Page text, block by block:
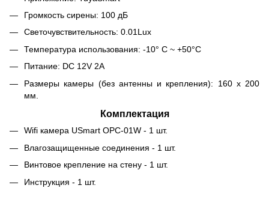
Громкость сирены: 100 дБ
Светочувствительность: 0.01Lux
Температура использования: -10° С ~ +50°С
Питание: DC 12V 2A
Размеры камеры (без антенны и крепления): 160 х 200
мм.
Комплектация
Wifi камера USmart OPC-01W - 1 шт.
Влагозащищенные соединения - 1 шт.
Винтовое крепление на стену - 1 шт.
Инструкция - 1 шт.